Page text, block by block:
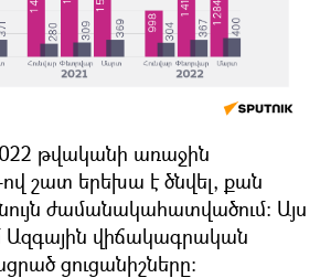
թվականի առաջին
ով շատ երեխա է ծնվել, քան
ժամանակահատվածում։ Այս
Ազգային վիճակագրական
ցուցանիշները։